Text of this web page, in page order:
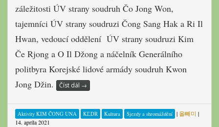
záležitosti ÚV strany soudruh Čo Jong Won,
tajemníci ÚV strany soudruzi Čong Sang Hak a Ri Il
Hwan, vedoucí oddělení ÚV strany soudruzi Kim
Če Rjong a O Il Džong a náčelník Generálního
politbyra Korejské lidové armády soudruh Kwon
Jong Džin.
Číst dál →
Aktivity KIM ČONG UNA KĽDR Kultura Sjezdy a shromáždění | 올빼미 |
14. apríla 2021